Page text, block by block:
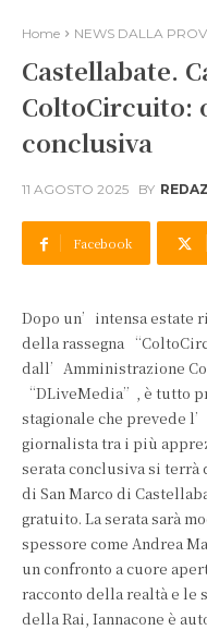
Home NEWS DALLA
Castellabate.
ColtoCircuito:
conclusiva
11 AGOSTO 2025 BY
Facebook
Dopo un’intensa estate
della rassegna
dall’Amministrazione
“DLiveMedia”, è tutto
stagionale che prevede
giornalista tra i più
serata conclusiva si terrà
di San Marco di
gratuito. La serata sarà
spessore come Andrea
un confronto a cuore
racconto della realtà e le
della Rai, Iannacone è